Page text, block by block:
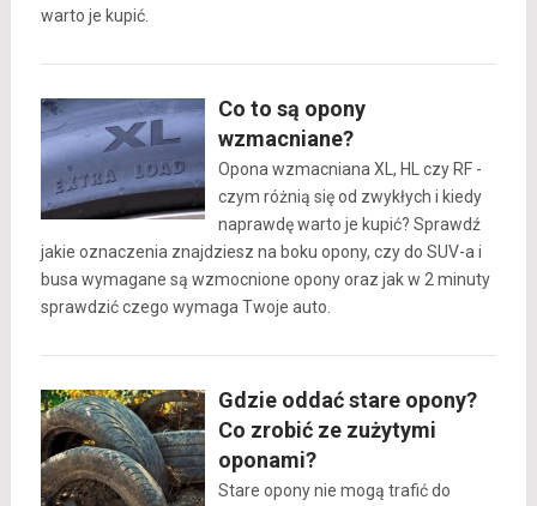
warto je kupić.
Co to są opony
wzmacniane?
Opona wzmacniana XL, HL czy RF -
czym różnią się od zwykłych i kiedy
naprawdę warto je kupić? Sprawdź
jakie oznaczenia znajdziesz na boku opony, czy do SUV-a i
busa wymagane są wzmocnione opony oraz jak w 2 minuty
sprawdzić czego wymaga Twoje auto.
Gdzie oddać stare opony?
Co zrobić ze zużytymi
oponami?
Stare opony nie mogą trafić do